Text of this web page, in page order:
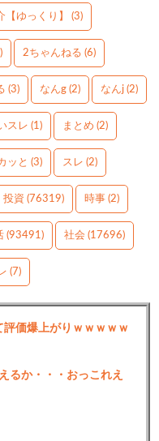
【ゆっくり】 (3)
2ちゃんねる (6)
(3) なんg (2) なんj (2)
スレ (1) まとめ (2)
ッと (3) スレ (2)
投資 (76319) 時事 (2)
(93491) 社会 (17696)
(7)
評価爆上がりｗｗｗｗｗ
るか・・・おっこれえ